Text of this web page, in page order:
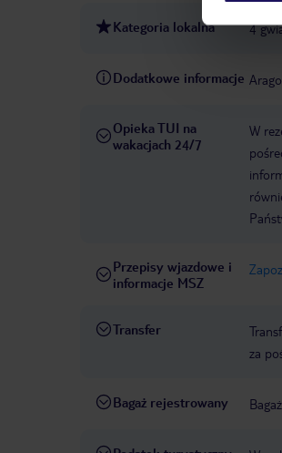
Kategoria lokalna 4
Dodatkowe informacje
Opieka TUI na
wakacjach 24/7
W
Przepisy wjazdowe i
informacje MSZ
Transfer
za
Bagaż rejestrowany